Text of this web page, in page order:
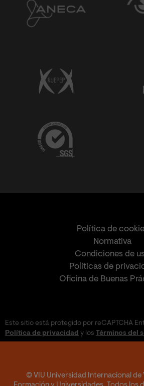
Política de
Normativa
Condiciones de
Políticas de
Oficina de Buenas
Este sitio está protegido por reCAPTCHA
Política de privacidad y los Términos del
© VIU Universidad Internacional de